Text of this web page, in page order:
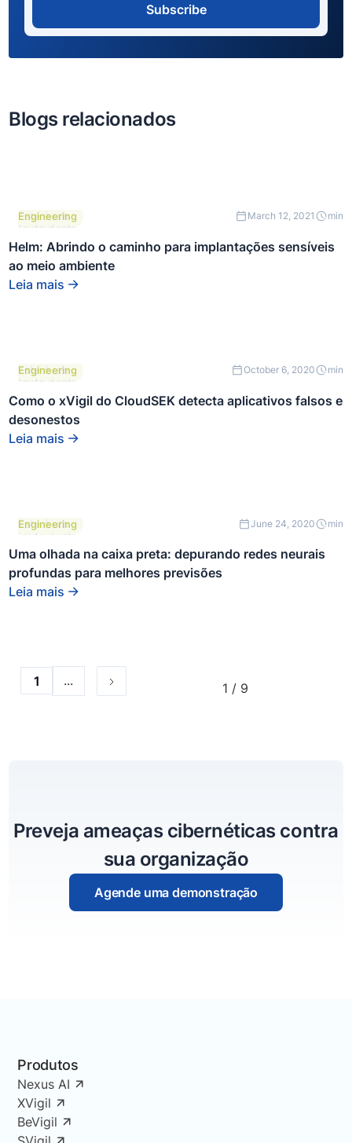
Subscribe
Blogs relacionados
Este é um
texto dentro
de um bloco
div.
Engineering March 12, 2021 min
Helm: Abrindo o caminho para implantações sensíveis
ao meio ambiente
Leia mais
Este é um
texto dentro
de um bloco
div.
Engineering October 6, 2020 min
Como o xVigil do CloudSEK detecta aplicativos falsos e
desonestos
Leia mais
Este é um
texto dentro
de um bloco
div.
Engineering June 24, 2020 min
Uma olhada na caixa preta: depurando redes neurais
profundas para melhores previsões
Leia mais
1 ... 1 / 9
Preveja ameaças cibernéticas contra
sua organização
Agende uma demonstração
Produtos
Nexus AI
XVigil
BeVigil